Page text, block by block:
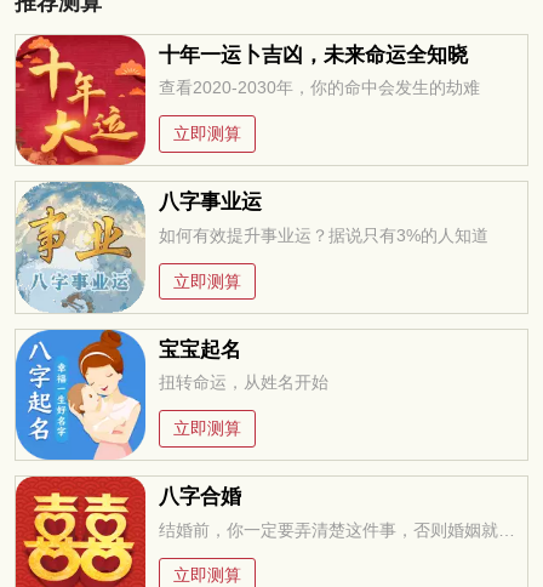
十年一运卜吉凶，未来命运全知晓
查看2020-2030年，你的命中会发生的劫难
立即测算
八字事业运
如何有效提升事业运？据说只有3%的人知道
立即测算
宝宝起名
扭转命运，从姓名开始
立即测算
八字合婚
立即测算